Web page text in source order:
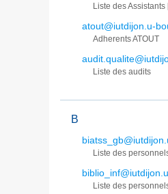
Liste des
atout@iutdijon.u-
Adherents ATOUT
Liste des audits
B
Liste des
Liste des